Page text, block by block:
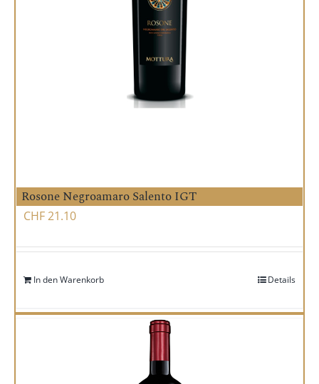
Rosone Negroamaro Salento IGT
CHF21.10
In den Warenkorb Details